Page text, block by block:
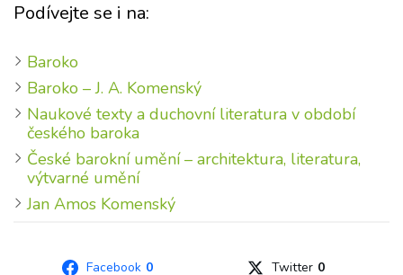
Podívejte se i na:
Baroko
Baroko – J. A. Komenský
Naukové texty a duchovní literatura v období
českého baroka
České barokní umění – architektura, literatura,
výtvarné umění
Jan Amos Komenský
Facebook 0 Twitter 0